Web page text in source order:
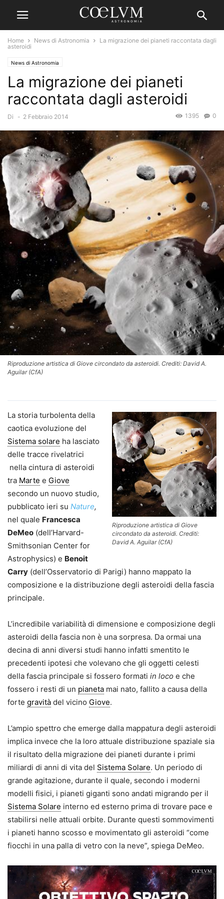
Home News di Astronomia
La migrazione dei pianeti raccontata dagli
asteroidi
News di Astronomia
La migrazione dei pianeti
raccontata dagli asteroidi
Di - 2 Febbraio 2014 0
1395
Riproduzione artistica di Giove circondato da asteroidi. Crediti: David A.
Aguilar (CfA)
Riproduzione artistica di Giove
circondato da asteroidi. Crediti:
David A. Aguilar (CfA)
La storia turbolenta della
caotica evoluzione del
Sistema solare ha lasciato
delle tracce rivelatrici
nella cintura di asteroidi
tra Marte e Giove
secondo un nuovo studio,
pubblicato ieri su Nature,
nel quale Francesca
DeMeo (dell’Harvard-
Smithsonian Center for
Astrophysics) e Benoit
Carry (dell’Osservatorio di Parigi) hanno mappato la
composizione e la distribuzione degli asteroidi della fascia
principale.
L’incredibile variabilità di dimensione e composizione degli
asteroidi della fascia non è una sorpresa. Da ormai una
decina di anni diversi studi hanno infatti smentito le
precedenti ipotesi che volevano che gli oggetti celesti
della fascia principale si fossero formati in loco e che
fossero i resti di un pianeta mai nato, fallito a causa della
forte gravità del vicino Giove.
L’ampio spettro che emerge dalla mappatura degli asteroidi
implica invece che la loro attuale distribuzione spaziale sia
il risultato della migrazione dei pianeti durante i primi
miliardi di anni di vita del Sistema Solare. Un periodo di
grande agitazione, durante il quale, secondo i moderni
modelli fisici, i pianeti giganti sono andati migrando per il
Sistema Solare interno ed esterno prima di trovare pace e
stabilirsi nelle attuali orbite. Durante questi sommovimenti
i pianeti hanno scosso e movimentato gli asteroidi “come
fiocchi in una palla di vetro con la neve”, spiega DeMeo.